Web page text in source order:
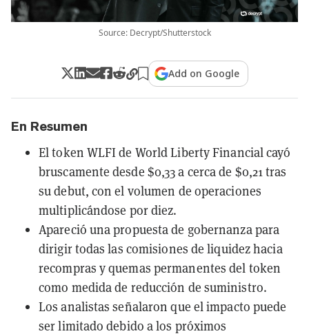
Source: Decrypt/Shutterstock
Add on Google
En Resumen
El token WLFI de World Liberty Financial cayó
bruscamente desde $0,33 a cerca de $0,21 tras
su debut, con el volumen de operaciones
multiplicándose por diez.
Apareció una propuesta de gobernanza para
dirigir todas las comisiones de liquidez hacia
recompras y quemas permanentes del token
como medida de reducción de suministro.
Los analistas señalaron que el impacto puede
ser limitado debido a los próximos